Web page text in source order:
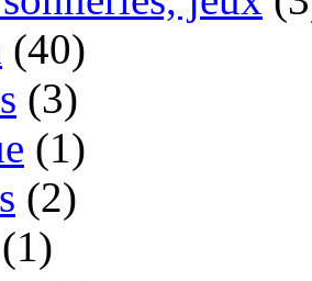
(40)
(3)
(1)
(2)
(1)